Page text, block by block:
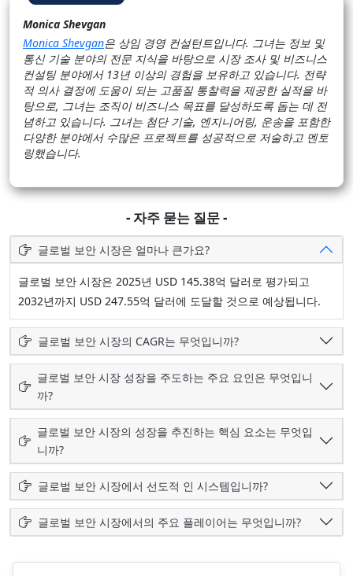
Monica Shevgan
Monica Shevgan은 상임 경영 컨설턴트입니다. 그녀는 정보 및
통신 기술 분야의 전문 지식을 바탕으로 시장 조사 및 비즈니스
컨설팅 분야에서 13년 이상의 경험을 보유하고 있습니다. 전략
적 의사 결정에 도움이 되는 고품질 통찰력을 제공한 실적을 바
탕으로, 그녀는 조직이 비즈니스 목표를 달성하도록 돕는 데 전
념하고 있습니다. 그녀는 첨단 기술, 엔지니어링, 운송을 포함한
다양한 분야에서 수많은 프로젝트를 성공적으로 저술하고 멘토
링했습니다.
- 자주 묻는 질문 -
글로벌 보안 시장은 얼마나 큰가요?
글로벌 보안 시장은 2025년 USD 145.38억 달러로 평가되고
2032년까지 USD 247.55억 달러에 도달할 것으로 예상됩니다.
글로벌 보안 시장의 CAGR는 무엇입니까?
글로벌 보안 시장 성장을 주도하는 주요 요인은 무엇입니
까?
글로벌 보안 시장의 성장을 추진하는 핵심 요소는 무엇입
니까?
글로벌 보안 시장에서 선도적 인 시스템입니까?
글로벌 보안 시장에서의 주요 플레이어는 무엇입니까?